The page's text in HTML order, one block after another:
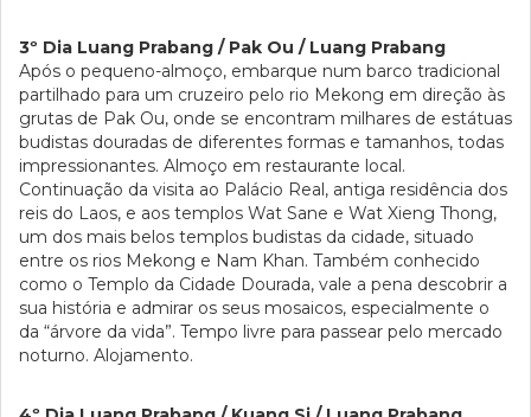
3º Dia Luang Prabang / Pak Ou / Luang Prabang
Após o pequeno-almoço, embarque num barco tradicional
partilhado para um cruzeiro pelo rio Mekong em direção às
grutas de Pak Ou, onde se encontram milhares de estátuas
budistas douradas de diferentes formas e tamanhos, todas
impressionantes. Almoço em restaurante local.
Continuação da visita ao Palácio Real, antiga residência dos
reis do Laos, e aos templos Wat Sane e Wat Xieng Thong,
um dos mais belos templos budistas da cidade, situado
entre os rios Mekong e Nam Khan. Também conhecido
como o Templo da Cidade Dourada, vale a pena descobrir a
sua história e admirar os seus mosaicos, especialmente o
da “árvore da vida”. Tempo livre para passear pelo mercado
noturno. Alojamento.